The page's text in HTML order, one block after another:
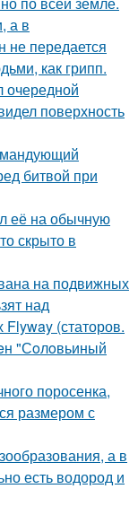
а в
не передается
как грипп.
очередной
поверхность
битвой при
её на обычную
скрыто в
на подвижных
над
(статоров.
"Сoлoвьиный
поросенка,
размером с
а в
есть водород и